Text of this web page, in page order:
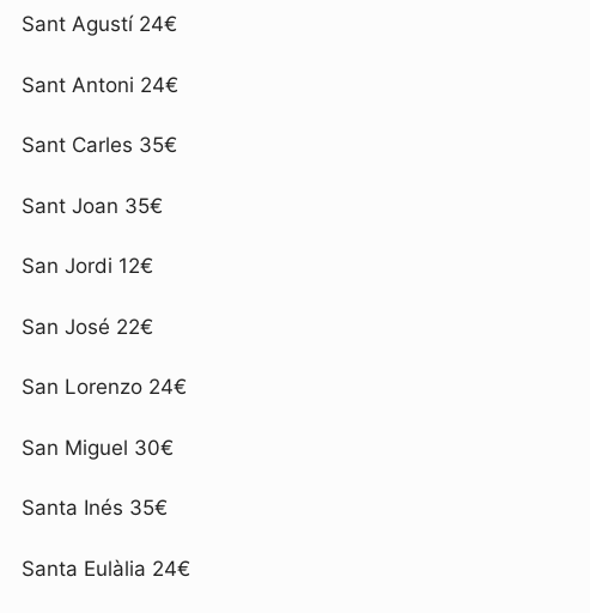
Sant Agustí 24€
Sant Antoni 24€
Sant Carles 35€
Sant Joan 35€
San Jordi 12€
San José 22€
San Lorenzo 24€
San Miguel 30€
Santa Inés 35€
Santa Eulàlia 24€